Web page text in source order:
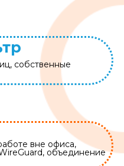
собственные
вне офиса,
объединение